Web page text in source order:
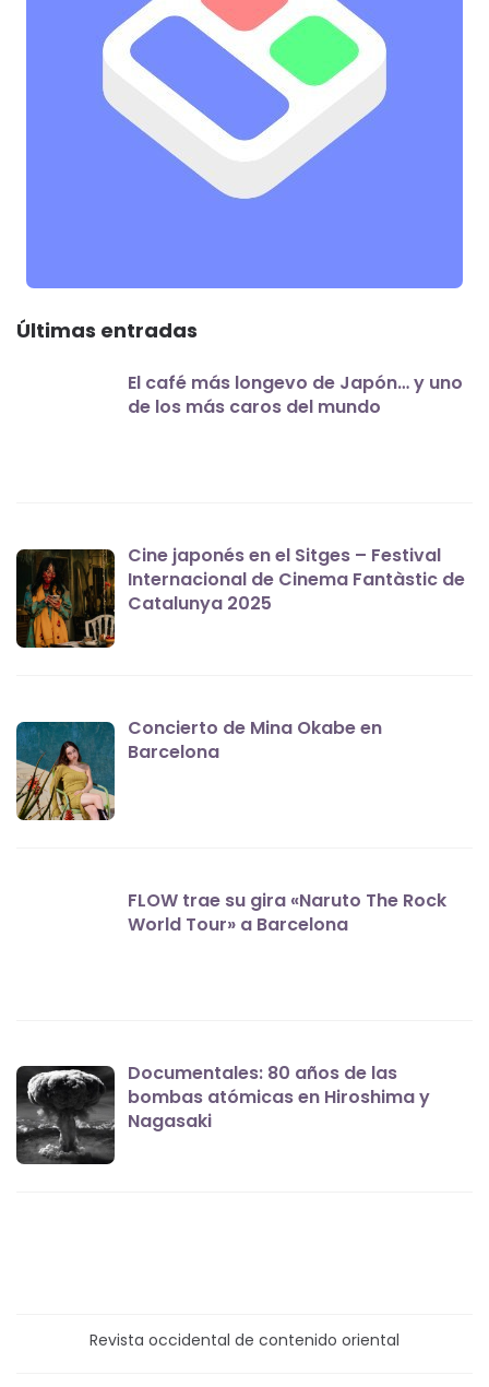
Últimas entradas
El café más longevo de Japón… y uno
de los más caros del mundo
Cine japonés en el Sitges – Festival
Internacional de Cinema Fantàstic de
Catalunya 2025
Concierto de Mina Okabe en
Barcelona
FLOW trae su gira «Naruto The Rock
World Tour» a Barcelona
Documentales: 80 años de las
bombas atómicas en Hiroshima y
Nagasaki
Revista occidental de contenido oriental